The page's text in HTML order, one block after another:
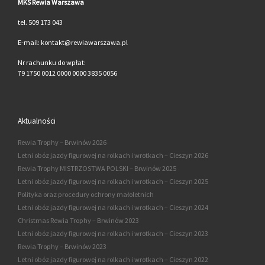
MKS Rewia Warszawa
tel. 509 173 043
E-mail: kontakt@rewiawarszawa.pl
Nr rachunku do wpłat:
79 1750 0012 0000 0000 3835 0056
Aktualności
Rewia Trophy – Brwinów 2026
Letni obóz jazdy figurowej na rolkach i wrotkach – Cieszyn 2026
Rewia Trophy MISTRZOSTWA POLSKI – Brwinów 2025
Letni obóz jazdy figurowej na rolkach i wrotkach – Cieszyn 2025
Polityka oraz procedury ochrony małoletnich
Letni obóz jazdy figurowej na rolkach i wrotkach – Cieszyn 2024
Christmas Rewia Trophy – Brwinów 2023
Letni obóz jazdy figurowej na rolkach i wrotkach – Cieszyn 2023
Rewia Trophy – Brwinów 2023
Letni obóz jazdy figurowej na rolkach i wrotkach – Cieszyn 2022